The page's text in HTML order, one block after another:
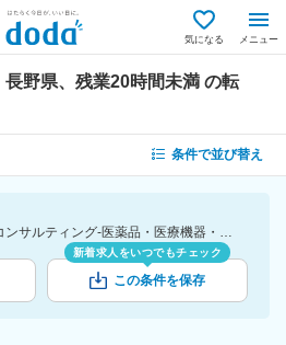
気になる メニュー
野県、残業20時間未満 の転
条件で並び替え
[勤務地]長野県 [業種]医療コンサルティング-医薬品・医療機器・ライフサイエンス・医療系サービス [詳細条件](休日・働き方)残業20時間未満
新着求人をいつでもチェック
この条件を保存